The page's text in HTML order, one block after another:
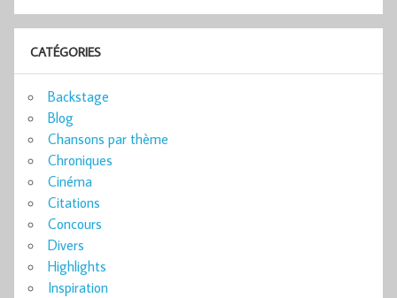
CATÉGORIES
Backstage
Blog
Chansons par thème
Chroniques
Cinéma
Citations
Concours
Divers
Highlights
Inspiration